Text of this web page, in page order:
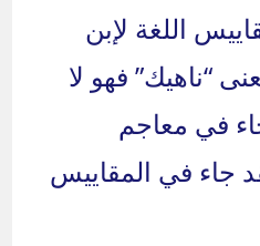
اللغة لإبن
“ناهيك” فهو لا
في معاجم
جاء في المقاييس